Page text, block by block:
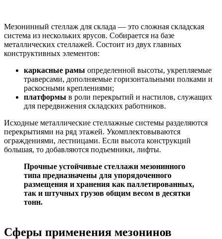
Мезонинный стеллаж для склада — это сложная складская
система из нескольких ярусов. Собирается на базе
металлических стеллажей. Состоит из двух главных
конструктивных элементов:
каркасные рамы определенной высоты, укрепляемые
траверсами, дополняемые горизонтальными полками и
раскосными креплениями;
платформы в роли перекрытий и настилов, служащих
для передвижения складских работников.
Исходные металлические стеллажные системы разделяются
перекрытиями на ряд этажей. Укомплектовываются
ограждениями, лестницами. Если высота конструкций
большая, то добавляются подъемники, лифты.
Прочные устойчивые стеллажи мезонинного
типа предназначены для упорядоченного
размещения и хранения как паллетированных,
так и штучных грузов общим весом в десятки
тонн.
Сферы применения мезонинов